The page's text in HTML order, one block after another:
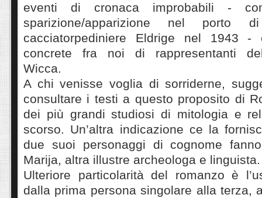
eventi di cronaca improbabili -
sparizione/apparizione nel porto
cacciatorpediniere Eldrige nel 1943 -
concrete fra noi di rappresentanti
Wicca.
A chi venisse voglia di sorriderne,
consultare i testi a questo proposito di
dei più grandi studiosi di mitologia e
scorso. Un’altra indicazione ce la
due suoi personaggi di cognome
Marija, altra illustre archeologa e
Ulteriore particolarità del romanzo è
dalla prima persona singolare alla terza,